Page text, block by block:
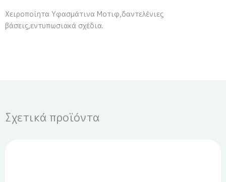
Χειροποίητα Υφασμάτινα Μοτιφ,δαντελένιες
βάσεις,εντυπωσιακά σχέδια.
Σχετικά προϊόντα